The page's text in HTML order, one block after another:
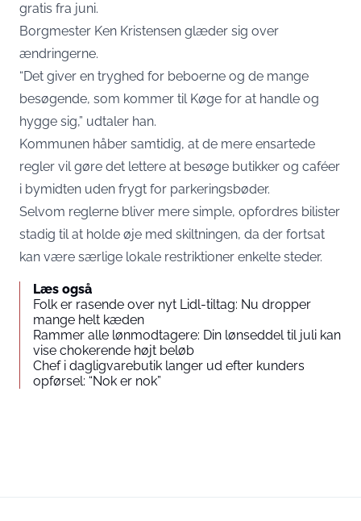
gratis fra juni.
Borgmester Ken Kristensen glæder sig over
ændringerne.
“Det giver en tryghed for beboerne og de mange
besøgende, som kommer til Køge for at handle og
hygge sig,” udtaler han.
Kommunen håber samtidig, at de mere ensartede
regler vil gøre det lettere at besøge butikker og caféer
i bymidten uden frygt for parkeringsbøder.
Selvom reglerne bliver mere simple, opfordres bilister
stadig til at holde øje med skiltningen, da der fortsat
kan være særlige lokale restriktioner enkelte steder.
Læs også
Folk er rasende over nyt Lidl-tiltag: Nu dropper
mange helt kæden
Rammer alle lønmodtagere: Din lønseddel til juli kan
vise chokerende højt beløb
Chef i dagligvarebutik langer ud efter kunders
opførsel: “Nok er nok”